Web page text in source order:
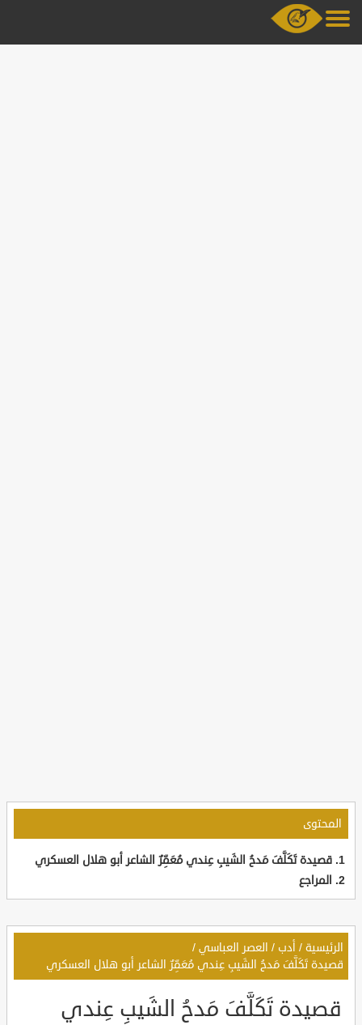
المحتوى
قصيدة تَكَلَّفَ مَدحُ الشَيبِ عِندي مُعَمِّرٌ الشاعر أبو هلال العسكري
المراجع
الرئيسية / أدب / العصر العباسي /
قصيدة تَكَلَّفَ مَدحُ الشَيبِ عِندي مُعَمِّرٌ الشاعر أبو هلال العسكري
قصيدة تَكَلَّفَ مَدحُ الشَيبِ عِندي